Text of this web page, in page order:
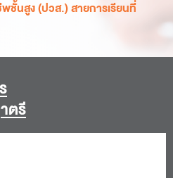
ชั้นสูง (ปวส.) สายการเรียนที่
าตรี